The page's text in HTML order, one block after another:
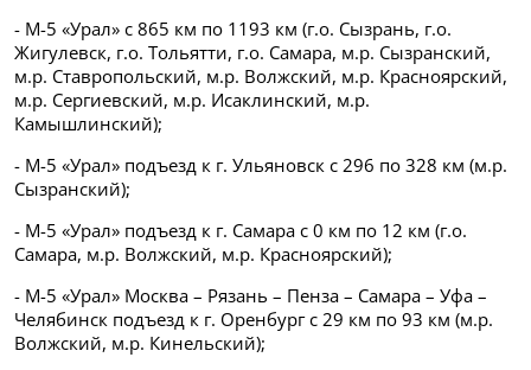
- М-5 «Урал» с 865 км по 1193 км (г.о. Сызрань, г.о.
Жигулевск, г.о. Тольятти, г.о. Самара, м.р. Сызранский,
м.р. Ставропольский, м.р. Волжский, м.р. Красноярский,
м.р. Сергиевский, м.р. Исаклинский, м.р.
Камышлинский);
- М-5 «Урал» подъезд к г. Ульяновск с 296 по 328 км (м.р.
Сызранский);
- М-5 «Урал» подъезд к г. Самара с 0 км по 12 км (г.о.
Самара, м.р. Волжский, м.р. Красноярский);
- М-5 «Урал» Москва – Рязань – Пенза – Самара – Уфа –
Челябинск подъезд к г. Оренбург с 29 км по 93 км (м.р.
Волжский, м.р. Кинельский);